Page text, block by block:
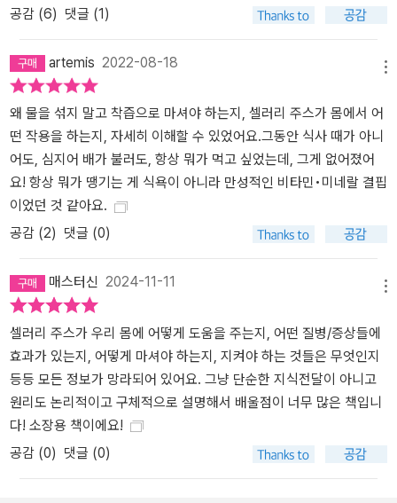
무려 53명에 달하는 셀럽들의 추천사가 그것을 증명한다. 실베스터
스탤론, 기네스 팰트로, 미란다 커, 노박 조코비치, 나오미 캠벨, 로버
트 드 니로, 퍼렐 윌리엄스, 헌터 메이헌, 켈리 누넌 고어스, 크리스티
안 노스럽, 프루던스 홀, 리처드 솔라조 등등 세계적인 영화배우, 모
델, 운동선수, 프로듀서, 의사, 건강 전문가 등 앤서니 윌리엄의 권유
로 셀러리 주스의 효과를 직접 경험하거나 목격한 이들은 한결같이
셀러리 주스 치유 운동과 그의 치유 작업을 지지하고 알리는 데 주저
함이 없다.(추천문 참조) 이 책에는 셀러리 주스가 어떤 원리와 메커
니즘을 통해 만성질환의 고통과 증상을 치유하는지부터, 구체적으로
스’여야 하고 여타의 첨가물은 물론, 물 한 방울 섞지 않은 순수한 셀
구할 수 없을 땐 어떻게 하면 되는지, 그리고 셀러리 주스에 대한 오해
와 잘못된 정보들에 이르기까지, 우리가 셀러리 주스로 상상할 수 있
는 것 이상의 놀라운 내용들이 담겨 있다. 셀러리 주스 한 가지만으로
이렇게 정보 가득하고 깊은 신뢰를 주는 책이 쓰일 수 있다는 사실에
놀라울 따름이다. ● 셀러리 주스 붐은 자본이 만든 트렌드가 아니라
치유된 사람들로부터 시작된 것이다 이 방대한 정보의 출처는 앞서도
말한 것처럼 “순수하고, 조작되지 않은, 높은 수준의 깨끗한 출처”인
연민의 영으로부터 온 것이며, 따라서 “혹시 나중에 이 정보가 잘못된
것으로 밝혀지거나 낡은 것이 될 걱정은 할 필요가 없다”고 저자는 말
공감 (6) 댓글 (1)
artemis 2022-08-18
왜 물을 섞지 말고 착즙으로 마셔야 하는지, 셀러리 주스가 몸에서 어
떤 작용을 하는지, 자세히 이해할 수 있었어요.그동안 식사 때가 아니
어도, 심지어 배가 불러도, 항상 뭐가 먹고 싶었는데, 그게 없어졌어
요! 항상 뭐가 땡기는 게 식욕이 아니라 만성적인 비타민•미네랄 결핍
이었던 것 같아요.
공감 (2) 댓글 (0)
매스터신 2024-11-11
셀러리 주스가 우리 몸에 어떻게 도움을 주는지, 어떤 질병/증상들에
효과가 있는지, 어떻게 마셔야 하는지, 지켜야 하는 것들은 무엇인지
등등 모든 정보가 망라되어 있어요. 그냥 단순한 지식전달이 아니고
원리도 논리적이고 구체적으로 설명해서 배울점이 너무 많은 책입니
다! 소장용 책이에요!
공감 (0) 댓글 (0)